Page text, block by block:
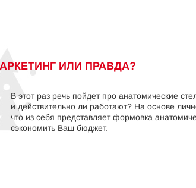
ИЛИ ПРАВДА?
В этот раз речь пойдет про анатомические
и действительно ли работают? На основе
что из себя представляет формовка
сэкономить Ваш бюджет.